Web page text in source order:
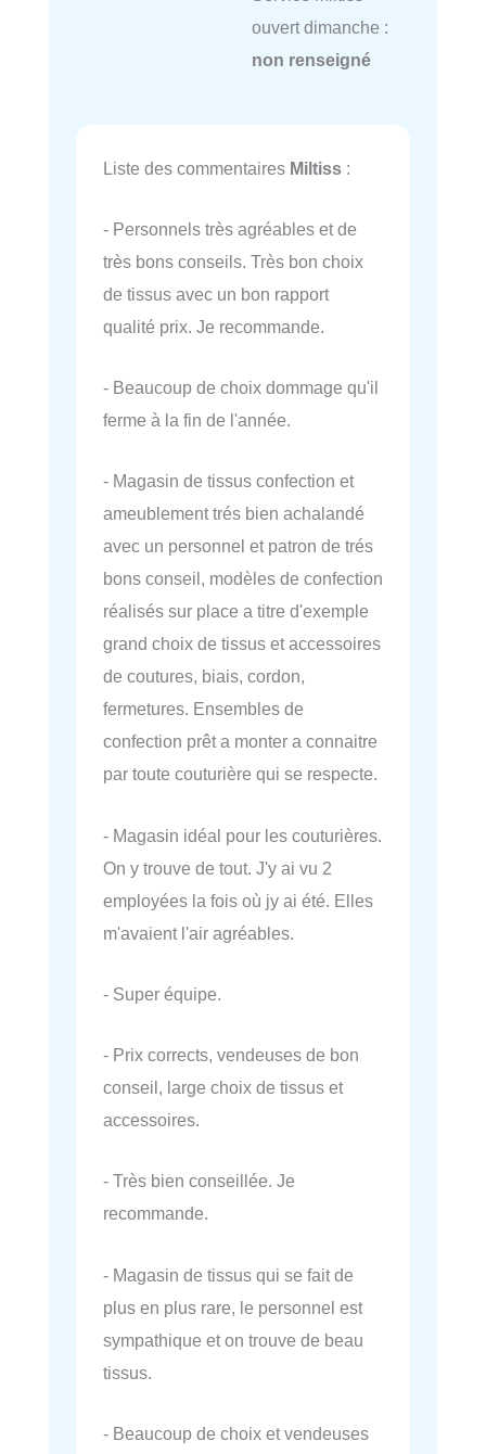
ouvert dimanche :
non renseigné
Liste des commentaires Miltiss :
- Personnels très agréables et de
très bons conseils. Très bon choix
de tissus avec un bon rapport
qualité prix. Je recommande.
- Beaucoup de choix dommage qu'il
ferme à la fin de l'année.
- Magasin de tissus confection et
ameublement trés bien achalandé
avec un personnel et patron de trés
bons conseil, modèles de confection
réalisés sur place a titre d'exemple
grand choix de tissus et accessoires
de coutures, biais, cordon,
fermetures. Ensembles de
confection prêt a monter a connaitre
par toute couturière qui se respecte.
- Magasin idéal pour les couturières.
On y trouve de tout. J'y ai vu 2
employées la fois où jy ai été. Elles
m'avaient l'air agréables.
- Super équipe.
- Prix corrects, vendeuses de bon
conseil, large choix de tissus et
accessoires.
- Très bien conseillée. Je
recommande.
- Magasin de tissus qui se fait de
plus en plus rare, le personnel est
sympathique et on trouve de beau
tissus.
- Beaucoup de choix et vendeuses